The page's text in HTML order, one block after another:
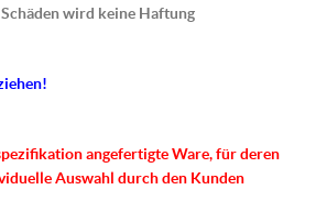
wird keine Haftung
angefertigte Ware, für deren
Auswahl durch den Kunden